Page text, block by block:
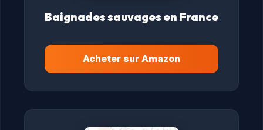
Baignades sauvages en France
Acheter sur Amazon